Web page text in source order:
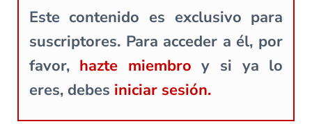
Este contenido es exclusivo para
suscriptores. Para acceder a él, por
favor, hazte miembro y si ya lo
eres, debes iniciar sesión.